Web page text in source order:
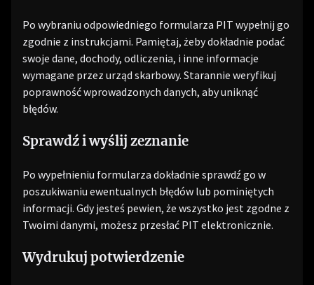
Po wybraniu odpowiedniego formularza PIT wypełnij go
zgodnie z instrukcjami. Pamiętaj, żeby dokładnie podać
swoje dane, dochody, odliczenia, i inne informacje
wymagane przez urząd skarbowy. Starannie weryfikuj
poprawność wprowadzonych danych, aby uniknąć
błędów.
Sprawdź i wyślij zeznanie
Po wypełnieniu formularza dokładnie sprawdź go w
poszukiwaniu ewentualnych błędów lub pominiętych
informacji. Gdy jesteś pewien, że wszystko jest zgodne z
Twoimi danymi, możesz przesłać PIT elektronicznie.
Wydrukuj potwierdzenie